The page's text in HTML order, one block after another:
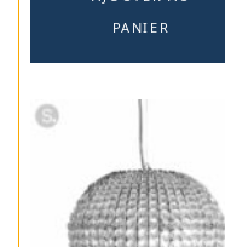
PANIER